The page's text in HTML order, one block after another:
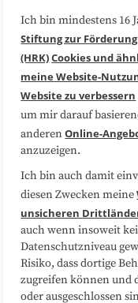
Über uns
Medienarbeit
Sitemap
Folgen Sie uns
Ich bin mindestens 16
Stiftung zur
(HRK)Cookies und
meine Website-
Website zu verbessern
um mir darauf
anderenOnline-
anzuzeigen.
Ich bin auch damit
diesen Zwecken meine
unsicheren
auch wenn insoweit
Datenschutzniveau
Risiko, dass dortige
zugreifen können und
oder ausgeschlossen